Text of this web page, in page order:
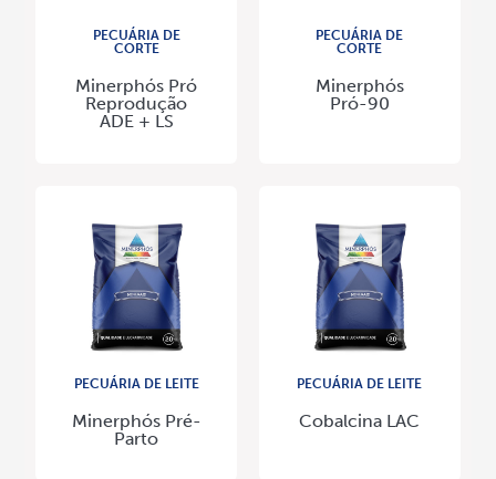
PECUÁRIA DE
CORTE
Minerphós Pró
Reprodução
ADE + LS
PECUÁRIA DE
CORTE
Minerphós
Pró-90
PECUÁRIA DE LEITE
Minerphós Pré-
Parto
PECUÁRIA DE LEITE
Cobalcina LAC